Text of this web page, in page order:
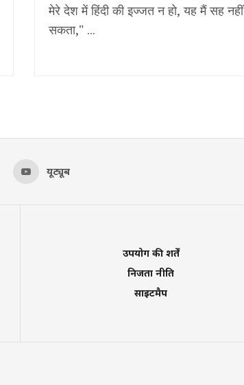
मेरे देश में हिंदी की इज्जत न हो, यह मैं सह नहीं
सकता," ...
यूट्यूब
उपयोग की शर्तें
निजता नीति
साइटमैप